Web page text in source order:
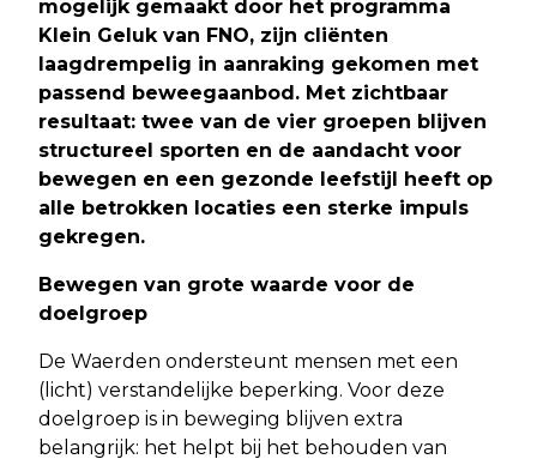
mogelijk gemaakt door het programma
Klein Geluk van FNO, zijn cliënten
laagdrempelig in aanraking gekomen met
passend beweegaanbod. Met zichtbaar
resultaat: twee van de vier groepen blijven
structureel sporten en de aandacht voor
bewegen en een gezonde leefstijl heeft op
alle betrokken locaties een sterke impuls
gekregen.
Bewegen van grote waarde voor de
doelgroep
De Waerden ondersteunt mensen met een
(licht) verstandelijke beperking. Voor deze
doelgroep is in beweging blijven extra
belangrijk: het helpt bij het behouden van